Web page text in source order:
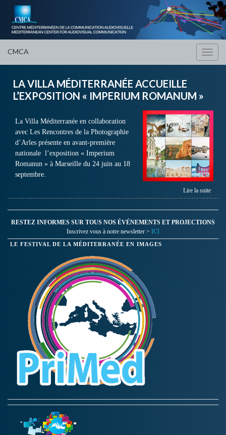
CMCA
LA VILLA MÉDITERRANÉE ACCUEILLE
L’EXPOSITION « IMPERIUM ROMANUM »
La Villa Méditerranée en collaboration
avec Les Rencontres de la Photographie
d’Arles présente en avant-première
nationale l’exposition « Imperium
Romanun » à Marseille du 24 juin au 18
septembre.
Lire la suite
RESTEZ INFORMES SUR TOUS NOS ÉVÉNEMENTS ET PROJECTIONS
Inscrivez vous à notre newsletter > ICI
LE FESTIVAL DE LA MÉDITERRANÉE EN IMAGES